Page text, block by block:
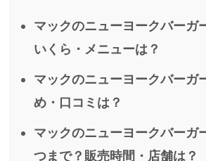
マックのニューヨークバーガ
いくら・メニューは？
マックのニューヨークバーガ
め・口コミは？
マックのニューヨークバーガ
つまで？販売時間・店舗は？